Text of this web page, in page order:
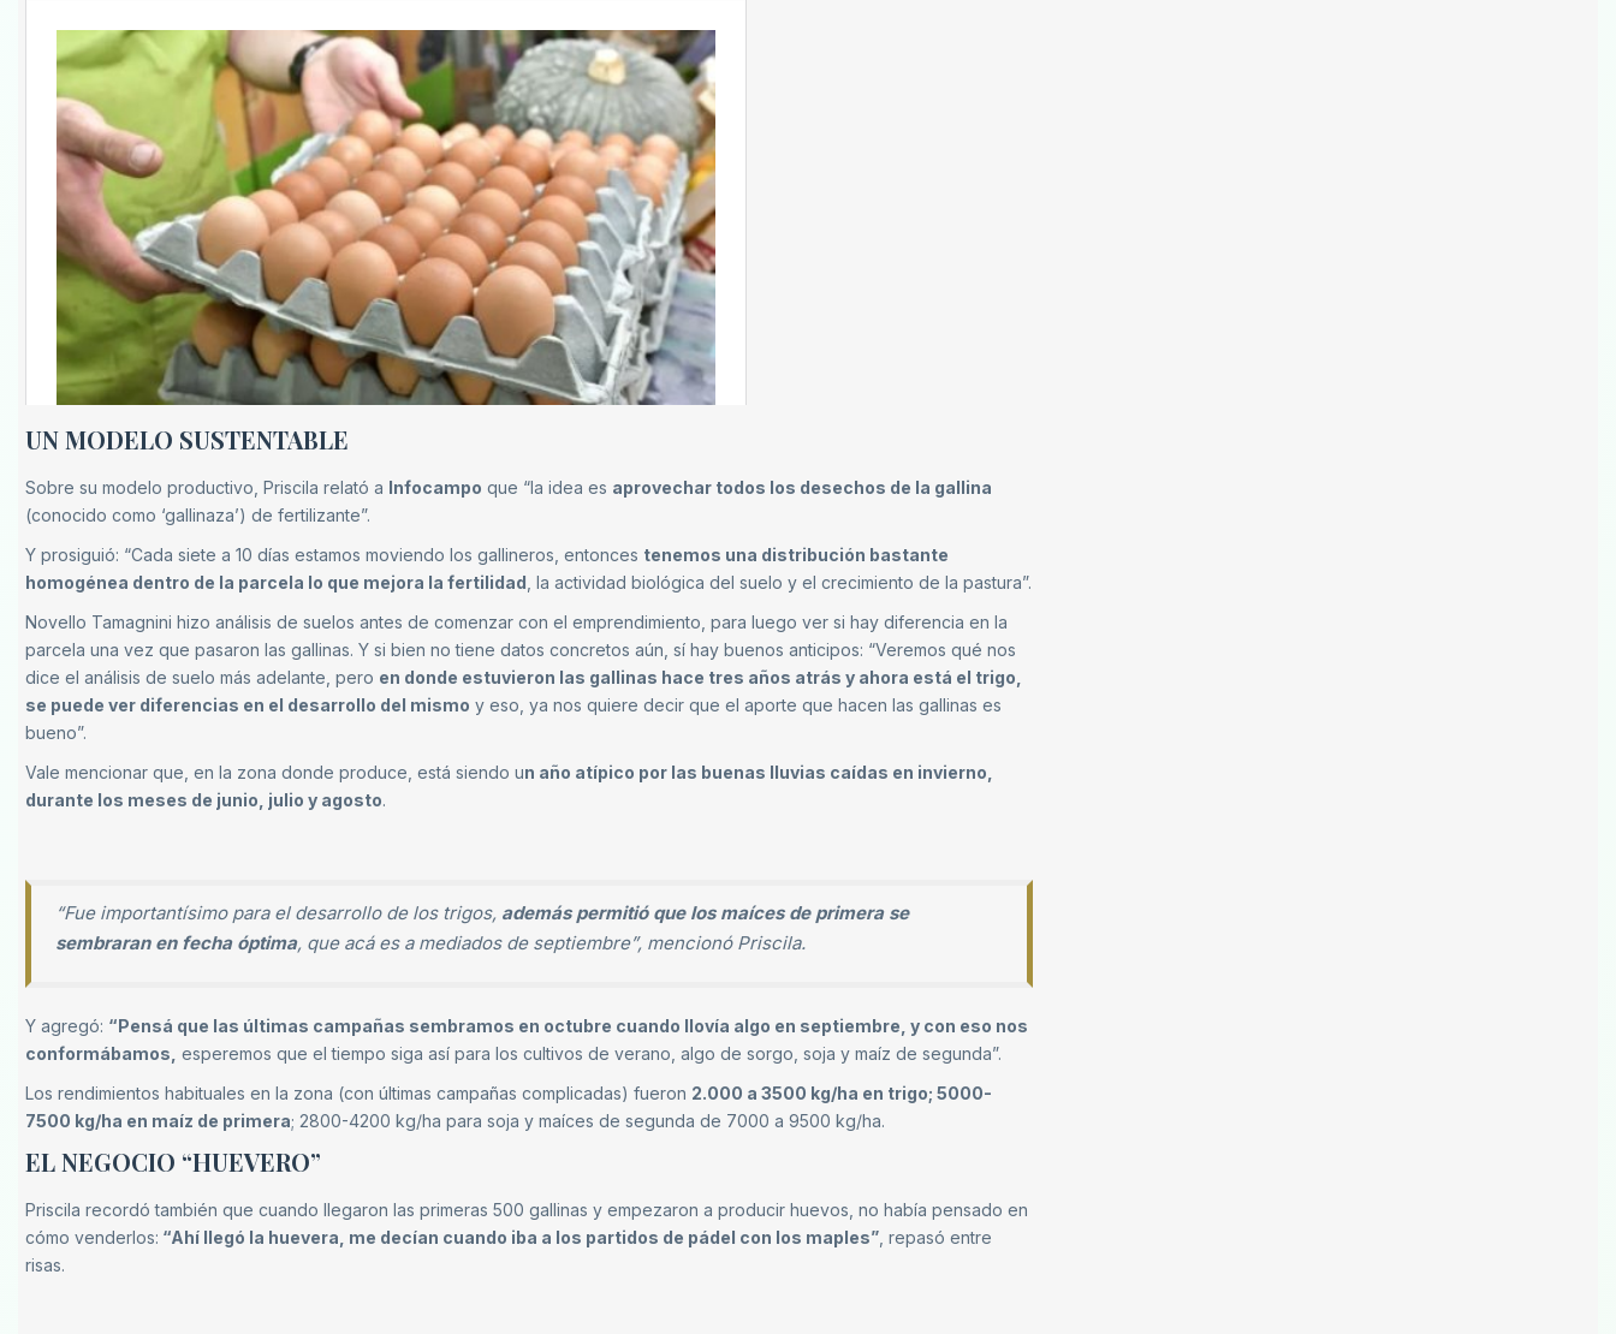
UN MODELO SUSTENTABLE
Sobre su modelo productivo, Priscila relató a Infocampo que “la idea es aprovechar todos los desechos de la gallina
(conocido como ‘gallinaza’) de fertilizante”.
Y prosiguió: “Cada siete a 10 días estamos moviendo los gallineros, entonces tenemos una distribución bastante
homogénea dentro de la parcela lo que mejora la fertilidad , la actividad biológica del suelo y el crecimiento de la pastura”.
Novello Tamagnini hizo análisis de suelos antes de comenzar con el emprendimiento, para luego ver si hay diferencia en la
parcela una vez que pasaron las gallinas. Y si bien no tiene datos concretos aún, sí hay buenos anticipos: “Veremos qué nos
dice el análisis de suelo más adelante, pero en donde estuvieron las gallinas hace tres años atrás y ahora está el trigo,
se puede ver diferencias en el desarrollo del mismo y eso, ya nos quiere decir que el aporte que hacen las gallinas es
bueno”.
Vale mencionar que, en la zona donde produce, está siendo un año atípico por las buenas lluvias caídas en invierno,
durante los meses de junio, julio y agosto.
“Fue importantísimo para el desarrollo de los trigos, además permitió que los maíces de primera se
sembraran en fecha óptima, que acá es a mediados de septiembre”, mencionó Priscila.
Y agregó: “Pensá que las últimas campañas sembramos en octubre cuando llovía algo en septiembre, y con eso nos
conformábamos, esperemos que el tiempo siga así para los cultivos de verano, algo de sorgo, soja y maíz de segunda”.
Los rendimientos habituales en la zona (con últimas campañas complicadas) fueron 2.000 a 3500 kg/ha en trigo; 5000-
7500 kg/ha en maíz de primera; 2800-4200 kg/ha para soja y maíces de segunda de 7000 a 9500 kg/ha.
EL NEGOCIO “HUEVERO”
Priscila recordó también que cuando llegaron las primeras 500 gallinas y empezaron a producir huevos, no había pensado en
cómo venderlos: “Ahí llegó la huevera, me decían cuando iba a los partidos de pádel con los maples” , repasó entre
risas.